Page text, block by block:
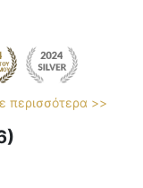
περισσότερα >>